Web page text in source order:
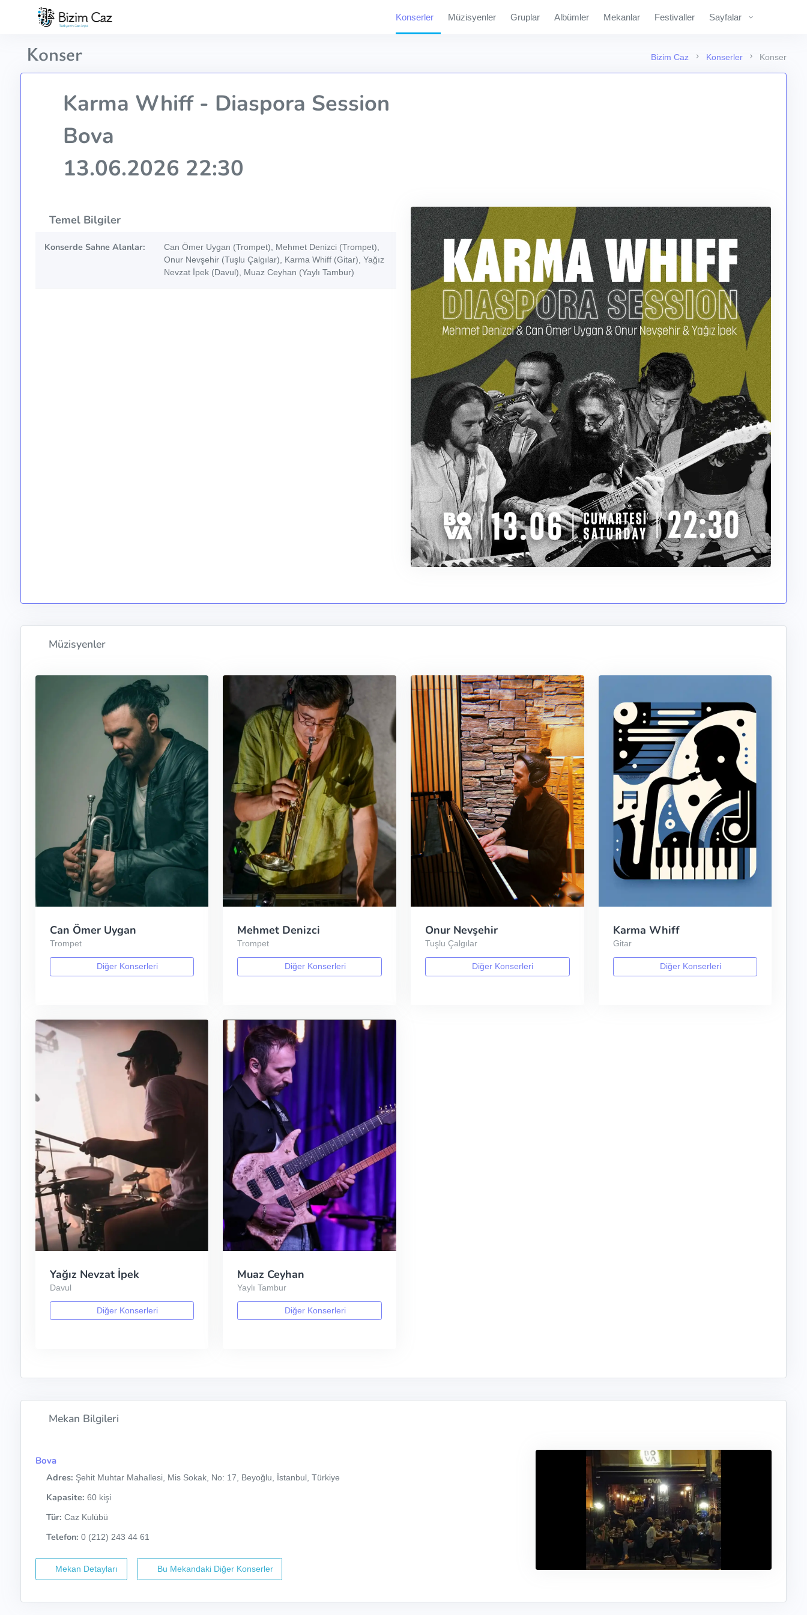
Konserler Müzisyenler Gruplar Albümler Mekanlar Festivaller Sayfalar
Bizim Caz Konserler Konser
Konser
Karma Whiff - Diaspora Session
Bova
13.06.2026 22:30
Temel Bilgiler
Konserde Sahne Alanlar:
Can Ömer Uygan (Trompet), Mehmet Denizci (Trompet),
Onur Nevşehir (Tuşlu Çalgılar), Karma Whiff (Gitar), Yağız
Nevzat İpek (Davul), Muaz Ceyhan (Yaylı Tambur)
Müzisyenler
Can Ömer Uygan
Trompet
Diğer Konserleri
Mehmet Denizci
Trompet
Diğer Konserleri
Onur Nevşehir
Tuşlu Çalgılar
Diğer Konserleri
Karma Whiff
Gitar
Diğer Konserleri
Yağız Nevzat İpek
Davul
Diğer Konserleri
Muaz Ceyhan
Yaylı Tambur
Diğer Konserleri
Mekan Bilgileri
Bova
Adres: Şehit Muhtar Mahallesi, Mis Sokak, No: 17, Beyoğlu, İstanbul, Türkiye
Kapasite: 60 kişi
Tür: Caz Kulübü
Telefon: 0 (212) 243 44 61
Mekan Detayları Bu Mekandaki Diğer Konserler